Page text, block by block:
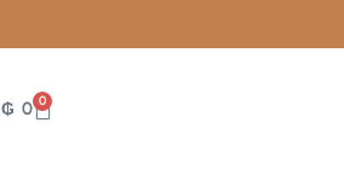
₲ 0 0